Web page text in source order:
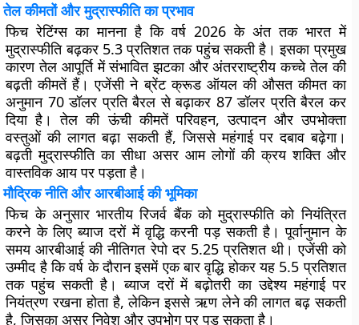
तेल कीमतों और मुद्रास्फीति का प्रभाव
फिच रेटिंग्स का मानना है कि वर्ष 2026 के अंत तक भारत में
मुद्रास्फीति बढ़कर 5.3 प्रतिशत तक पहुंच सकती है। इसका प्रमुख
कारण तेल आपूर्ति में संभावित झटका और अंतरराष्ट्रीय कच्चे तेल की
बढ़ती कीमतें हैं। एजेंसी ने ब्रेंट क्रूड ऑयल की औसत कीमत का
अनुमान 70 डॉलर प्रति बैरल से बढ़ाकर 87 डॉलर प्रति बैरल कर
दिया है। तेल की ऊंची कीमतें परिवहन, उत्पादन और उपभोक्ता
वस्तुओं की लागत बढ़ा सकती हैं, जिससे महंगाई पर दबाव बढ़ेगा।
बढ़ती मुद्रास्फीति का सीधा असर आम लोगों की क्रय शक्ति और
वास्तविक आय पर पड़ता है।
मौद्रिक नीति और आरबीआई की भूमिका
फिच के अनुसार भारतीय रिजर्व बैंक को मुद्रास्फीति को नियंत्रित
करने के लिए ब्याज दरों में वृद्धि करनी पड़ सकती है। पूर्वानुमान के
समय आरबीआई की नीतिगत रेपो दर 5.25 प्रतिशत थी। एजेंसी को
उम्मीद है कि वर्ष के दौरान इसमें एक बार वृद्धि होकर यह 5.5 प्रतिशत
तक पहुंच सकती है। ब्याज दरों में बढ़ोतरी का उद्देश्य महंगाई पर
नियंत्रण रखना होता है, लेकिन इससे ऋण लेने की लागत बढ़ सकती
है, जिसका असर निवेश और उपभोग पर पड़ सकता है।